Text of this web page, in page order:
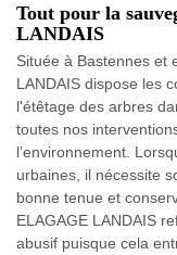
Tout pour la
LANDAIS
Située à Bastennes et
LANDAIS dispose les
l'étêtage des arbres
toutes nos
l’environnement.
urbaines, il nécessite
bonne tenue et
ELAGAGE LANDAIS
abusif puisque cela